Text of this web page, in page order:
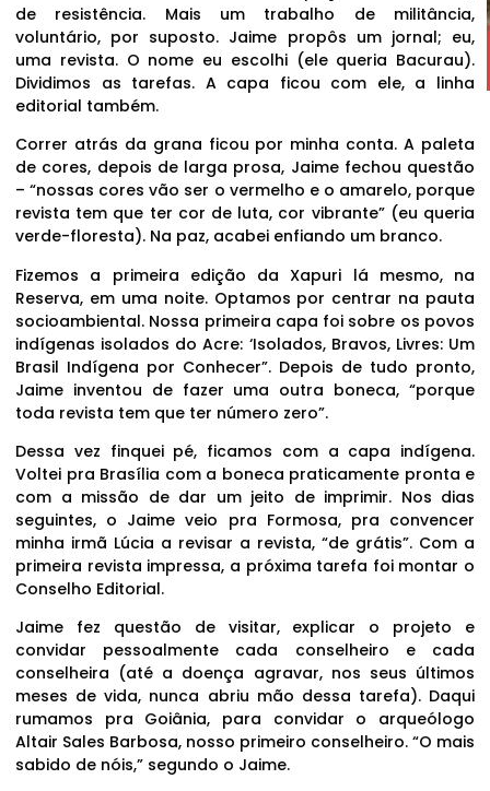
de resistência. Mais um trabalho de militância,
voluntário, por suposto. Jaime propôs um jornal; eu,
uma revista. O nome eu escolhi (ele queria Bacurau).
Dividimos as tarefas. A capa ficou com ele, a linha
editorial também.
Correr atrás da grana ficou por minha conta. A paleta
de cores, depois de larga prosa, Jaime fechou questão
– “nossas cores vão ser o vermelho e o amarelo, porque
revista tem que ter cor de luta, cor vibrante” (eu queria
verde-floresta). Na paz, acabei enfiando um branco.
Fizemos a primeira edição da Xapuri lá mesmo, na
Reserva, em uma noite. Optamos por centrar na pauta
socioambiental. Nossa primeira capa foi sobre os povos
indígenas isolados do Acre: ‘Isolados, Bravos, Livres: Um
Brasil Indígena por Conhecer”. Depois de tudo pronto,
Jaime inventou de fazer uma outra boneca, “porque
toda revista tem que ter número zero”.
Dessa vez finquei pé, ficamos com a capa indígena.
Voltei pra Brasília com a boneca praticamente pronta e
com a missão de dar um jeito de imprimir. Nos dias
seguintes, o Jaime veio pra Formosa, pra convencer
minha irmã Lúcia a revisar a revista, “de grátis”. Com a
primeira revista impressa, a próxima tarefa foi montar o
Conselho Editorial.
Jaime fez questão de visitar, explicar o projeto e
convidar pessoalmente cada conselheiro e cada
conselheira (até a doença agravar, nos seus últimos
meses de vida, nunca abriu mão dessa tarefa). Daqui
rumamos pra Goiânia, para convidar o arqueólogo
Altair Sales Barbosa, nosso primeiro conselheiro. “O mais
sabido de nóis,” segundo o Jaime.